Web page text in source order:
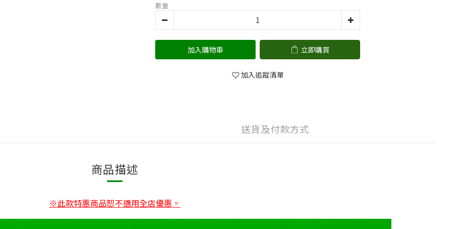
數量
加入購物車 立即購買
加入追蹤清單
送貨及付款方式
商品描述
※此款特惠商品恕不適用全店優惠。